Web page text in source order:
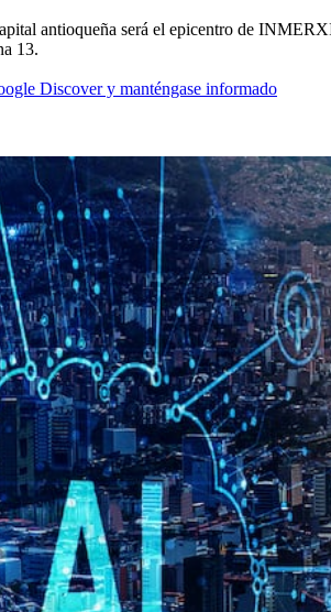
antioqueña será el epicentro de
13.
Discover y manténgase informado